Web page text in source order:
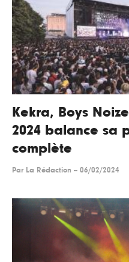
Kekra, Boys
2024 balance sa
complète
Par La Rédaction -- 06/02/2024